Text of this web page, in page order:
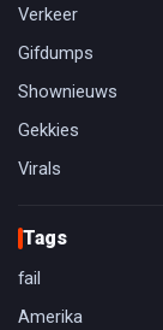
Verkeer
Gifdumps
Shownieuws
Gekkies
Virals
Tags
fail
Amerika